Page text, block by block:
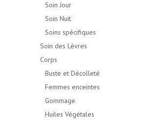
Soin Jour
Soin Nuit
Soins spécifiques
Soin des Lèvres
Corps
Buste et Décolleté
Femmes enceintes
Gommage
Huiles Végétales